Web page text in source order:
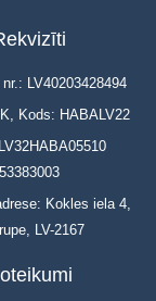
LV40203428494
Kods: HABALV22
53383003
Kokles iela 4,
LV-2167